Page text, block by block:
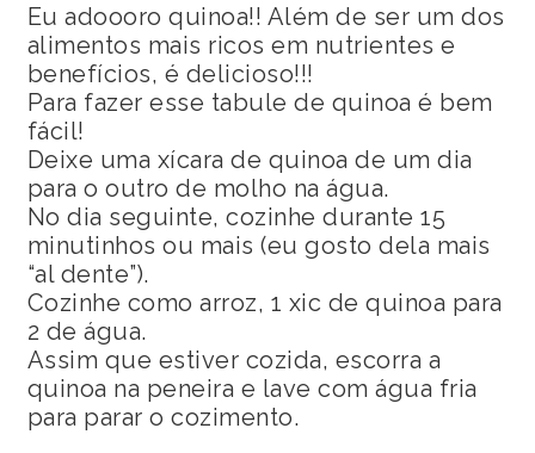
Eu adoooro quinoa!! Além de ser um dos
alimentos mais ricos em nutrientes e
benefícios, é delicioso!!!
Para fazer esse tabule de quinoa é bem
fácil!
Deixe uma xícara de quinoa de um dia
para o outro de molho na água.
No dia seguinte, cozinhe durante 15
minutinhos ou mais (eu gosto dela mais
“al dente”).
Cozinhe como arroz, 1 xic de quinoa para
2 de água.
Assim que estiver cozida, escorra a
quinoa na peneira e lave com água fria
para parar o cozimento.